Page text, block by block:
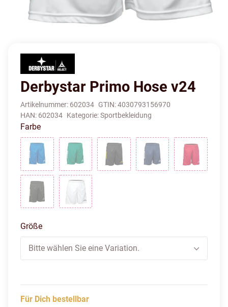
Derbystar Primo Hose v24
Artikelnummer: 602034 GTIN:4030793156970
HAN: 602034 Kategorie:Sportbekleidung
Farbe
blau weissgruen weiss
Größe
Bitte wählen Sie eine Variation.
Für Dich bestellbar